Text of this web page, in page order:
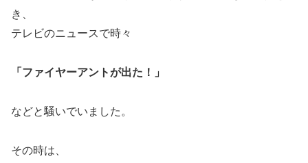
き、
テレビのニュースで時々
「ファイヤーアントが出た！」
などと騒いでいました。
その時は、